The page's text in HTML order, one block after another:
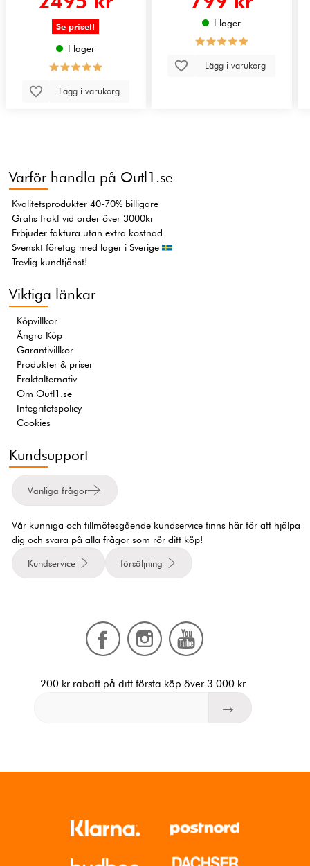
Se priset!
I lager
Lägg i varukorg
I lager
Lägg i varukorg
Varför handla på Outl1.se
Kvalitetsprodukter 40-70% billigare
Gratis frakt vid order över 3000kr
Erbjuder faktura utan extra kostnad
Svenskt företag med lager i Sverige
Trevlig kundtjänst!
Viktiga länkar
Köpvillkor
Ångra Köp
Garantivillkor
Produkter & priser
Fraktalternativ
Om Outl1.se
Integritetspolicy
Cookies
Kundsupport
Vanliga frågor
Vår kunniga och tillmötesgående kundservice finns här för att hjälpa
dig och svara på alla frågor som rör ditt köp!
Kundservice försäljning
200 kr rabatt på ditt första köp över 3 000 kr